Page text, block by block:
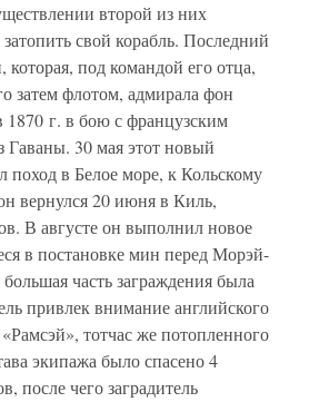
второй из них
свой корабль. Последний
под командой его отца,
затем флотом, адмирала фон
1870 г. в бою с французским
Гаваны. 30 мая этот новый
поход в Белое море, к Кольскому
вернулся 20 июня в Киль,
В августе он выполнил новое
в постановке мин перед Морэй-
часть заграждения была
привлек внимание английского
тотчас же потопленного
экипажа было спасено 4
после чего заградитель